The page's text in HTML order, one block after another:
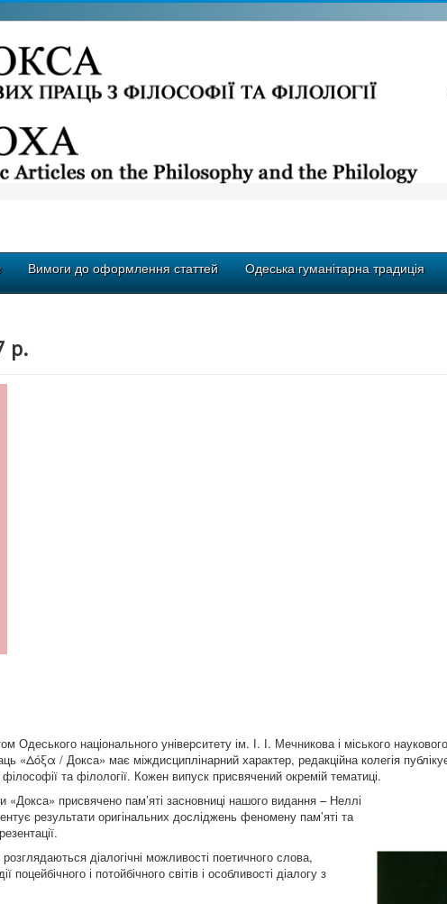
Вимоги до оформлення статтей Одеська гуманітарна традиція
р.
Одеського національного університету ім. І. І. Мечникова і міського
«Δόξα / Докса» має міждисциплінарний характер, редакційна колегія
та філології. Кожен випуск присвячений окремій тематиці.
«Докса» присвячено пам’яті засновниці нашого видання – Неллі
результати оригінальних досліджень феномену пам’яті та
діалогічні можливості поетичного слова,
і потойбічного світів і особливості діалогу з